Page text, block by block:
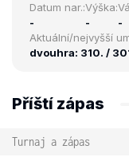
Datum nar.:
-
Výška:
-
-
Aktuální/nejvyšší
dvouhra: 310. /
Příští zápas
Turnaj a zápas